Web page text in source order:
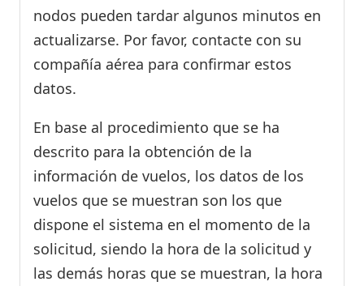
nodos pueden tardar algunos minutos en
actualizarse. Por favor, contacte con su
compañía aérea para confirmar estos
datos.
En base al procedimiento que se ha
descrito para la obtención de la
información de vuelos, los datos de los
vuelos que se muestran son los que
dispone el sistema en el momento de la
solicitud, siendo la hora de la solicitud y
las demás horas que se muestran, la hora